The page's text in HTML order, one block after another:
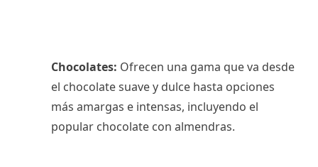
Chocolates: Ofrecen una gama que va desde
el chocolate suave y dulce hasta opciones
más amargas e intensas, incluyendo el
popular chocolate con almendras.